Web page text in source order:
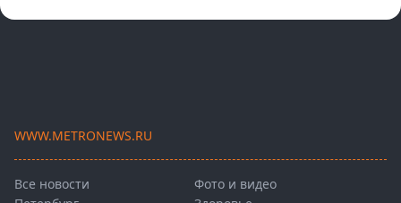
WWW.METRONEWS.RU
Все новости
Фото и видео